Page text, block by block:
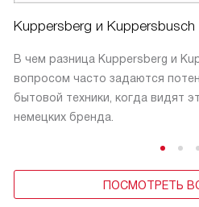
Kuppersberg и Kuppersbusch
В чем разница Kuppersberg и
вопросом часто задаются
бытовой техники, когда видят
немецких бренда.
ПОСМОТРЕТЬ